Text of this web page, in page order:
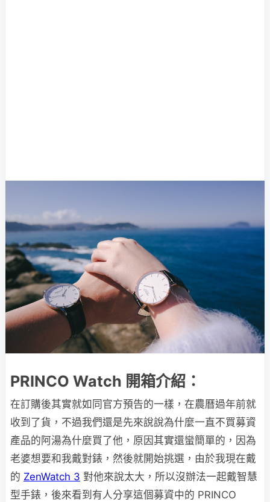
PRINCO Watch 開箱介紹：
在訂購後其實就如同官方預告的一樣，在農曆過年前就
收到了貨，不過我們還是先來說說為什麼一直不買募資
產品的阿湯為什麼買了他，原因其實還蠻簡單的，因為
老婆想要和我戴對錶，然後就開始挑選，由於我現在戴
的 ZenWatch 3 對他來說太大，所以沒辦法一起戴智慧
型手錶，後來看到有人分享這個募資中的 PRINCO